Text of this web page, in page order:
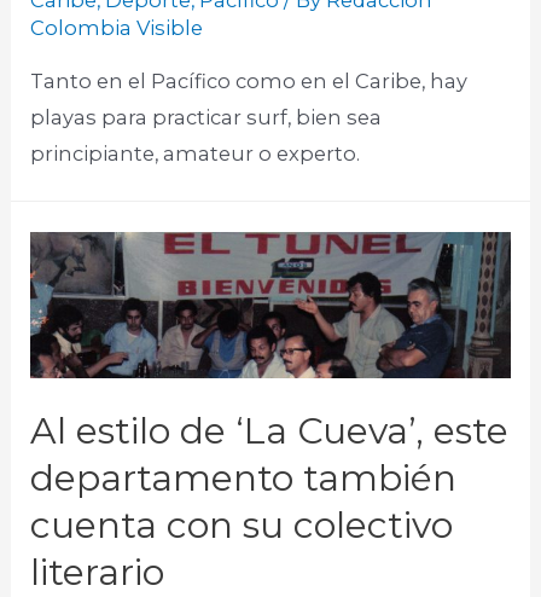
Colombia Visible
Tanto en el Pacífico como en el Caribe, hay
playas para practicar surf, bien sea
principiante, amateur o experto.
Al estilo de ‘La Cueva’, este
departamento también
cuenta con su colectivo
literario